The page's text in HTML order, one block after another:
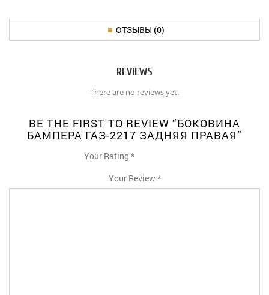
ОТЗЫВЫ (0)
REVIEWS
There are no reviews yet.
BE THE FIRST TO REVIEW “БОКОВИНА
БАМПЕРА ГАЗ-2217 ЗАДНЯЯ ПРАВАЯ”
Your Rating *
1 4
Your Review *